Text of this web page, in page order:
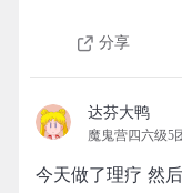
分享
达芬大鸭
魔鬼营四六级5
今天做了理疗 然